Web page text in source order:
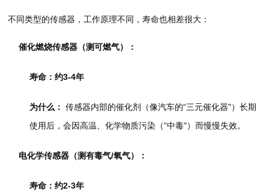
不同类型的传感器，工作原理不同，寿命也相差很大：
催化燃烧传感器（测可燃气）：
寿命：约3-4年
为什么： 传感器内部的催化剂（像汽车的“三元催化器"）长期
使用后，会因高温、化学物质污染（“中毒"）而慢慢失效。
电化学传感器（测有毒气/氧气）：
寿命：约2-3年